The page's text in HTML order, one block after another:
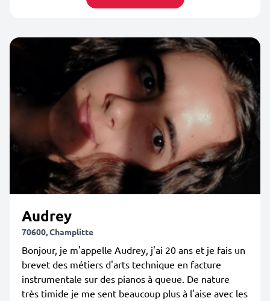
Audrey
70600, Champlitte
Bonjour, je m'appelle Audrey, j'ai 20 ans et je fais un
brevet des métiers d'arts technique en facture
instrumentale sur des pianos à queue. De nature
très timide je me sent beaucoup plus à l'aise avec les